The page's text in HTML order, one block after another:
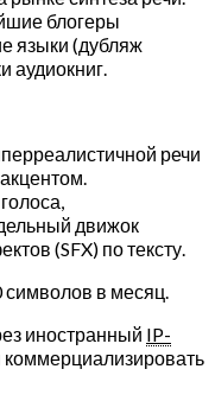
блогеры
языки (дубляж
аудиокниг.
речи
движок
(SFX) по тексту.
символов в месяц.
иностранный IP-
коммерциализировать